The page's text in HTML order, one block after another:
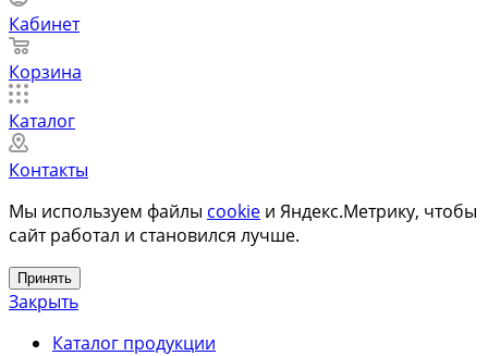
Кабинет
Корзина
Каталог
Контакты
Мы используем файлы cookie и Яндекс.Метрику, чтобы
сайт работал и становился лучше.
Принять
Закрыть
Каталог продукции